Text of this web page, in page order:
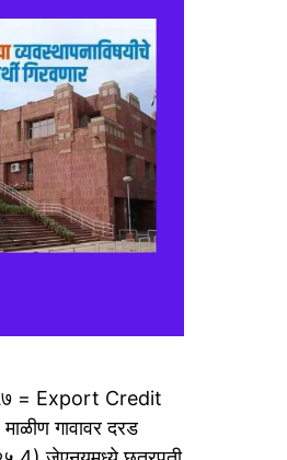
= Export Credit
गावावर दरड